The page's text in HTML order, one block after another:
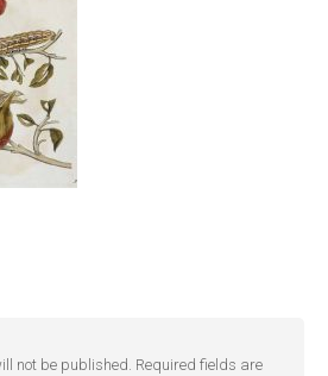
not be published. Required fields are